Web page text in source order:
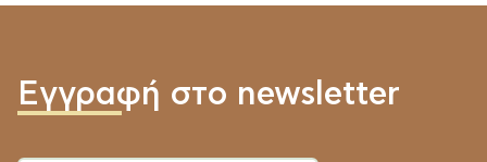
Εγγραφή στο newsletter